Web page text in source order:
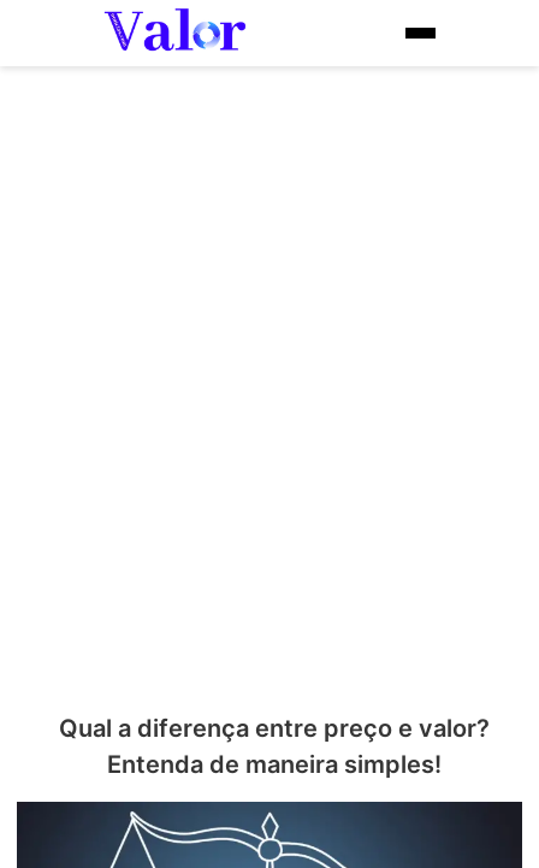
Qual a diferença entre preço e valor?
Entenda de maneira simples!